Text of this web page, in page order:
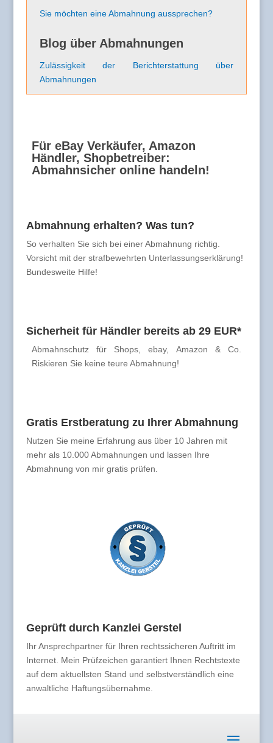
Sie möchten eine Abmahnung aussprechen?
Blog über Abmahnungen
Zulässigkeit der Berichterstattung über
Abmahnungen
Für eBay Verkäufer, Amazon
Händler, Shopbetreiber:
Abmahnsicher online handeln!
Abmahnung erhalten? Was tun?
So verhalten Sie sich bei einer Abmahnung richtig.
Vorsicht mit der strafbewehrten Unterlassungserklärung!
Bundesweite Hilfe!
Sicherheit für Händler bereits ab 29 EUR*
Abmahnschutz für Shops, ebay, Amazon & Co.
Riskieren Sie keine teure Abmahnung!
Gratis Erstberatung zu Ihrer Abmahnung
Nutzen Sie meine Erfahrung aus über 10 Jahren mit
mehr als 10.000 Abmahnungen und lassen Ihre
Abmahnung von mir gratis prüfen.
Geprüft durch Kanzlei Gerstel
Ihr Ansprechpartner für Ihren rechtssicheren Auftritt im
Internet. Mein Prüfzeichen garantiert Ihnen Rechtstexte
auf dem aktuellsten Stand und selbstverständlich eine
anwaltliche Haftungsübernahme.